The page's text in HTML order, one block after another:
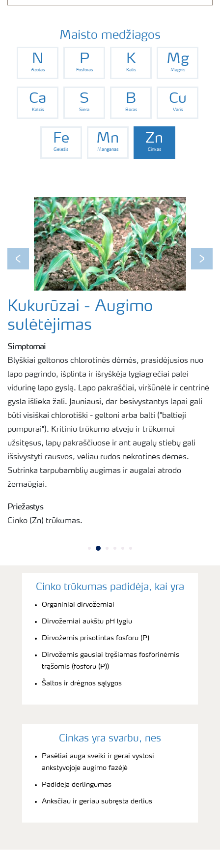
Maisto medžiagos
N
Azotas
P
Fosforas
K
Kalis
Mg
Magnis
Ca
Kalcis
S
Siera
B
Boras
Cu
Varis
Fe
Geležis
Mn
Manganas
Zn
Cinkas
Previous Next
Kukurūzai - Augimo
sulėtėjimas
Simptomai
Blyškiai geltonos chlorotinės dėmės, prasidėjusios nuo
lapo pagrindo, išplinta ir išryškėja lygiagrečiai palei
vidurinę lapo gyslą. Lapo pakraščiai, viršūnėlė ir centrinė
gysla išlieka žali. Jauniausi, dar besivystantys lapai gali
būti visiškai chlorotiški - geltoni arba balti ("baltieji
pumpurai"). Kritiniu trūkumo atveju ir trūkumui
užsitęsus, lapų pakraščiuose ir ant augalų stiebų gali
išsivystyti rausvos, vėliau rudos nekrotinės dėmės.
Sutrinka tarpubamblių augimas ir augalai atrodo
žemaūgiai.
Priežastys
Cinko (Zn) trūkumas.
Cinko trūkumas padidėja, kai yra
Organiniai dirvožemiai
Dirvožemiai aukštu pH lygiu
Dirvožemis prisotintas fosforu (P)
Dirvožemis gausiai tręšiamas fosforinėmis
trąšomis (fosforu (P))
Šaltos ir drėgnos sąlygos
Cinkas yra svarbu, nes
Pasėliai auga sveiki ir gerai vystosi
ankstyvojoje augimo fazėjė
Padidėja derlingumas
Anksčiau ir geriau subręsta derlius